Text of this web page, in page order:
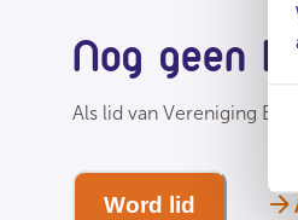
Nog geen
Als lid van Vereniging
Word lid